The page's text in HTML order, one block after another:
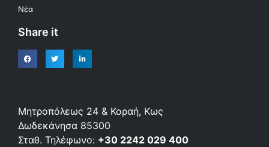
Νέα
Share it
Μητροπόλεως 24 & Κοραή, Κως
Δωδεκάνησα 85300
Σταθ. Τηλέφωνο: +30 2242 029 400